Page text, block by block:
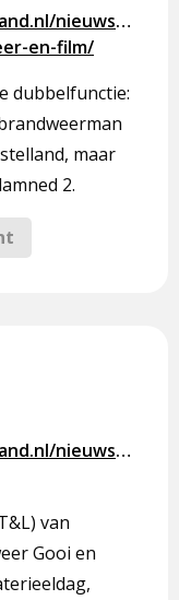
nieuws/koert-
en-film/
dubbelfunctie:
maar
2.
nieuws/
van
Gooi en